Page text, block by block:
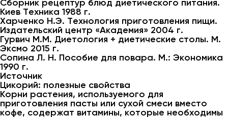
Сборник рецептур блюд диетического питания.
Киев Техника 1988 г.
Харченко Н.Э. Технология приготовления пищи.
Издательский центр «Академия» 2004 г.
Гурвич М.М. Диетология + диетические столы. М.
Эксмо 2015 г.
Сопина Л. Н. Пособие для повара. М.: Экономика
1990 г.
Источник
Цикорий: полезные свойства
Корни растения, используемого для
приготовления пасты или сухой смеси вместо
кофе, содержат витамины, которые необходимы